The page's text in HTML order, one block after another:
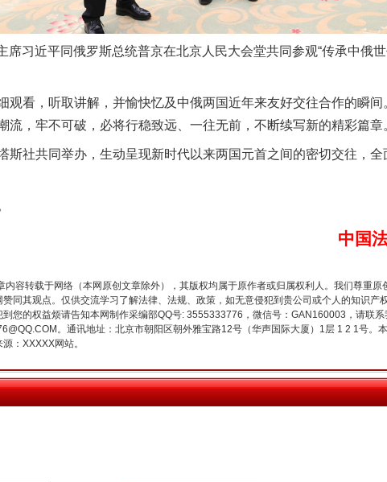
习近平同俄罗斯总统普京在北京人民大会堂共同参观“传承中俄
看，听取讲解，并愉快忆及中俄两国近年来友好交往合作的瞬间
流，牢不可破，必将行稳致远、一往无前，不断续写新的精彩篇章
社共同举办，生动呈现新时代以来两国元首之间的密切交往，全
中国
内容转载于网络（本网原创文章除外），其版权均属于原作者或归属权利人。我们尊重
同其观点。仅供交流学习了解法律、法规、政策，如无意侵犯到贵公司或个人的知识产
您的权益烦请告知本网制作采编部QQ号: 3555333776，微信号：GAN160003，请联
。通讯地址：北京市朝阳区朝外雅宝路12号（华声国际大厦）1层 1 2 1号。
：XXXXX网站。
魏明亮严重违纪违法案透视